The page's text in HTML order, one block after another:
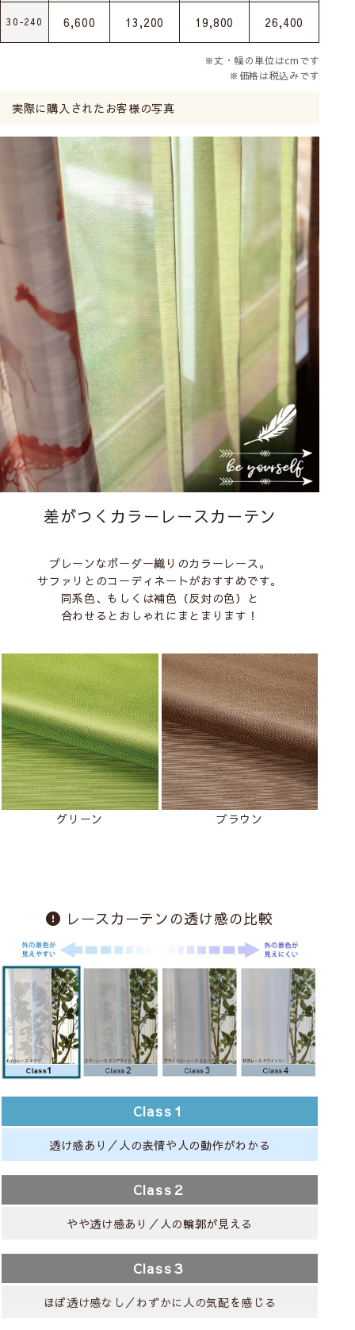
30-240 6,600 13,200 19,800 26,400
※丈・幅の単位はcmです
※価格は税込みです
実際に購入されたお客様の写真
差がつくカラーレースカーテン
プレーンなボーダー織りのカラーレース。
サファリ とのコーディネートがおすすめです。
同系色、もしくは補色（反対の色）と
合わせるとおしゃれにまとまります！
グリーン ブラウン
レースカーテンの透け感の比較
Class１
透け感あり／人の表情や人の動作がわかる
Class２
やや透け感あり／人の輪郭が見える
Class３
ほぼ透け感なし／わずかに人の気配を感じる